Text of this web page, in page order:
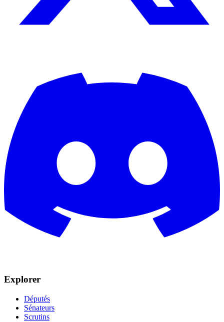
Explorer
Députés
Sénateurs
Scrutins